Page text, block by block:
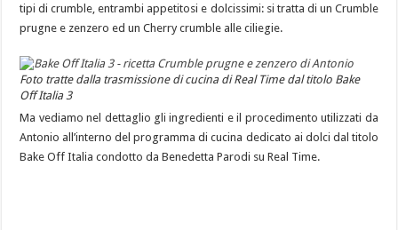
tipi di crumble, entrambi appetitosi e dolcissimi: si tratta di un Crumble
prugne e zenzero ed un Cherry crumble alle ciliegie.
Foto tratte dalla trasmissione di cucina di Real Time dal titolo Bake
Off Italia 3
Ma vediamo nel dettaglio gli ingredienti e il procedimento utilizzati da
Antonio all’interno del programma di cucina dedicato ai dolci dal titolo
Bake Off Italia condotto da Benedetta Parodi su Real Time.